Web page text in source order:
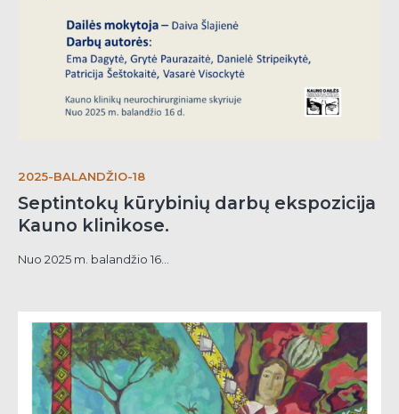
2025-BALANDŽIO-18
Septintokų kūrybinių darbų ekspozicija
Kauno klinikose.
Nuo 2025 m. balandžio 16...